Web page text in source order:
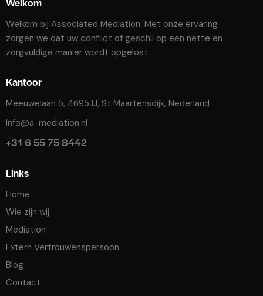
Welkom bij Associated Mediation. Met onze ervaring
zorgen we dat uw conflict of geschil op een nette en
zorgvuldige manier wordt opgelost.
Kantoor
Meeuwelaan 5, 4695JJ, St Maartensdijk, Nederland
Info@a-mediation.nl
+31 6 55 75 8442
Links
Home
Wie zijn wij
Mediation
Extern Vertrouwenspersoon
Blog
Contact